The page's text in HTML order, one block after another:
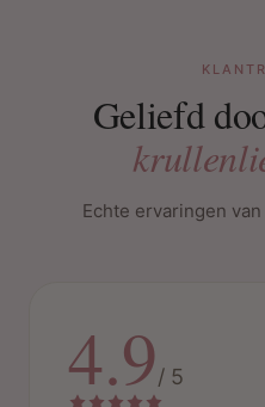
Geliefd
Echte ervaringen
4.9/ 5